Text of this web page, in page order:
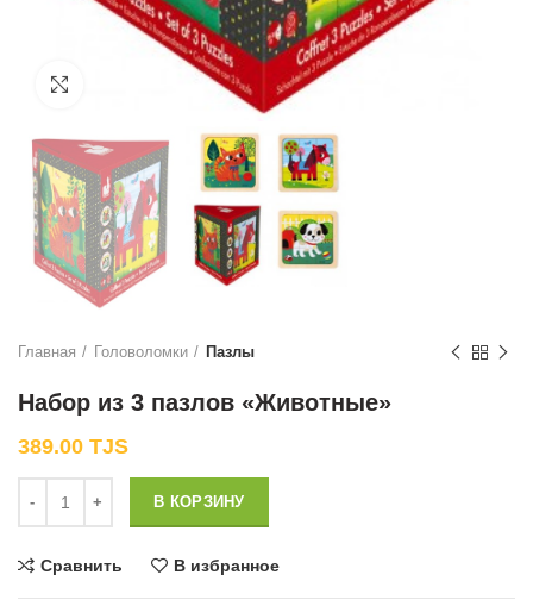
Нажмите, чтобы увеличить
Главная Головоломки Пазлы
Набор из 3 пазлов «Животные»
389.00 TJS
В КОРЗИНУ
Сравнить В избранное